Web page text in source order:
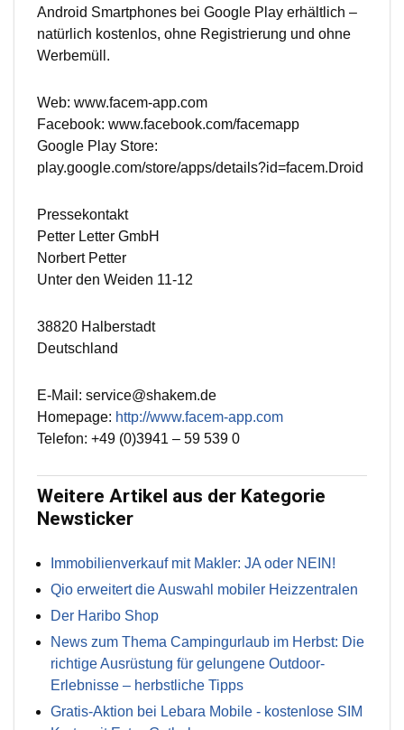
Android Smartphones bei Google Play erhältlich –
natürlich kostenlos, ohne Registrierung und ohne
Werbemüll.
Web: www.facem-app.com
Facebook: www.facebook.com/facemapp
Google Play Store:
play.google.com/store/apps/details?id=facem.Droid
Pressekontakt
Petter Letter GmbH
Norbert Petter
Unter den Weiden 11-12
38820 Halberstadt
Deutschland
E-Mail: service@shakem.de
Homepage: http://www.facem-app.com
Telefon: +49 (0)3941 – 59 539 0
Weitere Artikel aus der Kategorie
Newsticker
Immobilienverkauf mit Makler: JA oder NEIN!
Qio erweitert die Auswahl mobiler Heizzentralen
Der Haribo Shop
News zum Thema Campingurlaub im Herbst: Die
richtige Ausrüstung für gelungene Outdoor-
Erlebnisse – herbstliche Tipps
Gratis-Aktion bei Lebara Mobile - kostenlose SIM